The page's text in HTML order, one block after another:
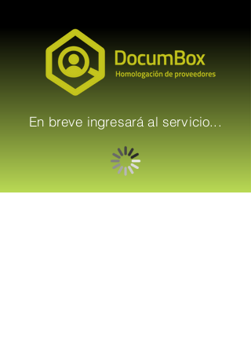
En breve ingresará al servicio...